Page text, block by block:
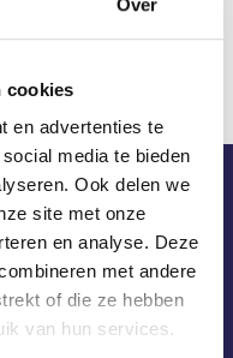
cookies
en advertenties te
media te bieden
Ook delen we
site met onze
en analyse. Deze
met andere
of die ze hebben
van hun services.